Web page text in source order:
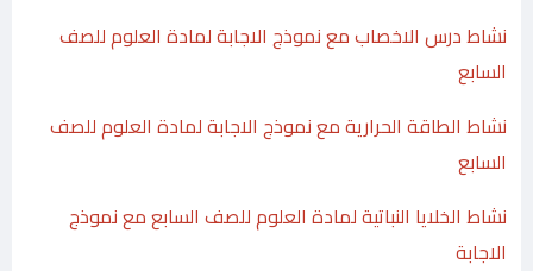
نشاط درس الاخصاب مع نموذج الاجابة لمادة العلوم للصف
السابع
نشاط الطاقة الحرارية مع نموذج الاجابة لمادة العلوم للصف
السابع
نشاط الخلايا النباتية لمادة العلوم للصف السابع مع نموذج
الاجابة